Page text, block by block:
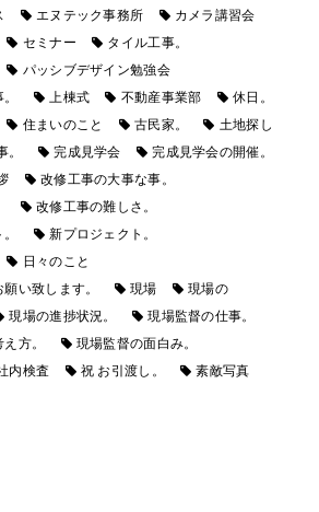
エヌテック事務所
カメラ講習会
セミナー
タイル工事。
パッシブデザイン勉強会
上棟式 不動産事業部
休日。
住まいのこと 古民家。
土地探し
。 完成見学会
完成見学会の開催。
改修工事の大事な事。
改修工事の難しさ。
新プロジェクト。
日々のこと
い致します。
現場
現場の
現場の進捗状況。
現場監督の仕事。
方。
現場監督の面白み。
内検査 祝 お引渡し。
素敵写真